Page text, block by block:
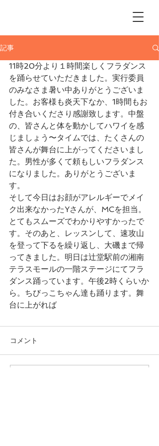
記事
11時20分より１時間楽しくフラダンス
を踊らせていただきました。実行委員
のみなさま暑い中ありがとうございま
した。お客様も炎天下なか、1時間もお
付き合いくださり感謝致します。中盤
の、皆さんと体を動かしてハワイを感
じましょう〜タイムでは、たくさんの
皆さんが舞台に上がってくださいまし
た。男性が多くて頼もしいフラダンス
になりました。ありがとうございま
す。
そして今日はお顔がアレルギーでメイ
ク出来なかったYさんが、MCを担当。
とてもスムーズでわかりやすかったで
す。そのあと、レッスンして、速攻山
を登って下るを繰り返し、大磯まで帰
ってきました。明日は辻堂駅前の湘南
テラスモールの一階ステージにてフラ
ダンス踊っています。午後2時くらいか
ら。ちびっこちゃん達も踊ります。舞
台に上がれば
コメント